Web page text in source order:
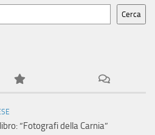
Cerca
“Fotografi della Carnia”